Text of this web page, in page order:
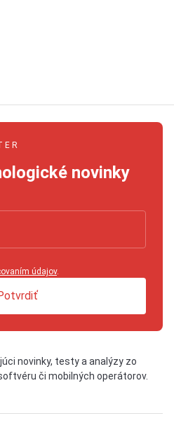
novinky
údajov.
novinky, testy a analýzy zo
či mobilných operátorov.